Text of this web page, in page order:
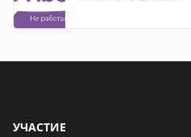
УЧАСТИЕ